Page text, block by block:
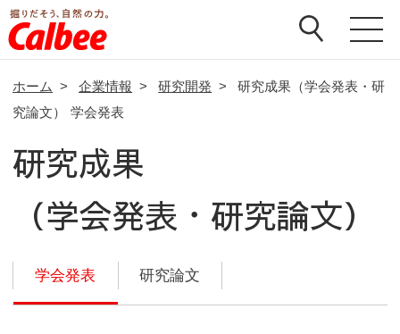
ホーム > 企業情報 > 研究開発 >
研究成果（学会発表・研
究論文）
学会発表
研究成果
（学会発表・研究論文）
学会発表 研究論文